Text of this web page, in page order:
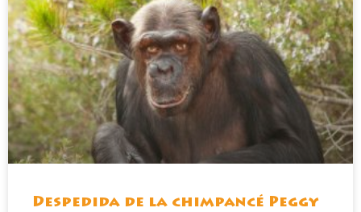
Despedida de la chimpancé Peggy